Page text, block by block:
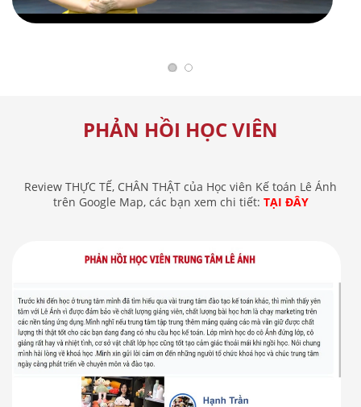
PHẢN HỒI HỌC VIÊN
Review THỰC TẾ, CHÂN THẬT của Học viên Kế toán Lê Ánh
trên Google Map, các bạn xem chi tiết: TẠI ĐÂY